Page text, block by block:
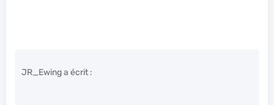
JR_Ewing a écrit :